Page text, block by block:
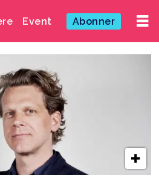
Event Abonner